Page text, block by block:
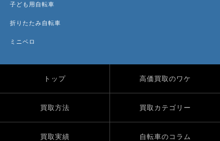
子ども用自転車
折りたたみ自転車
ミニベロ
トップ 高価買取のワケ
買取方法 買取カテゴリー
買取実績 自転車のコラム